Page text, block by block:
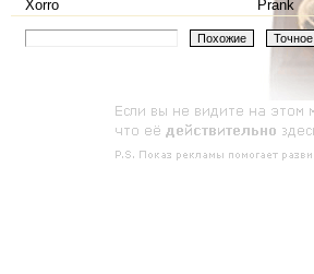
Xorro Prank